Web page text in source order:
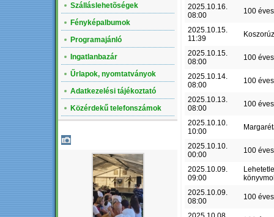
Szálláslehetõségek
Fényképalbumok
Programajánló
Ingatlanbazár
Űrlapok, nyomtatványok
Adatkezelési tájékoztató
Közérdekű telefonszámok
2025.10.16.
08:00
100
2025.10.15.
11:39
2025.10.15.
08:00
100
2025.10.14.
08:00
100
2025.10.13.
08:00
100
2025.10.10.
10:00
2025.10.10.
00:00
100
2025.10.09.
09:00
2025.10.09.
08:00
100